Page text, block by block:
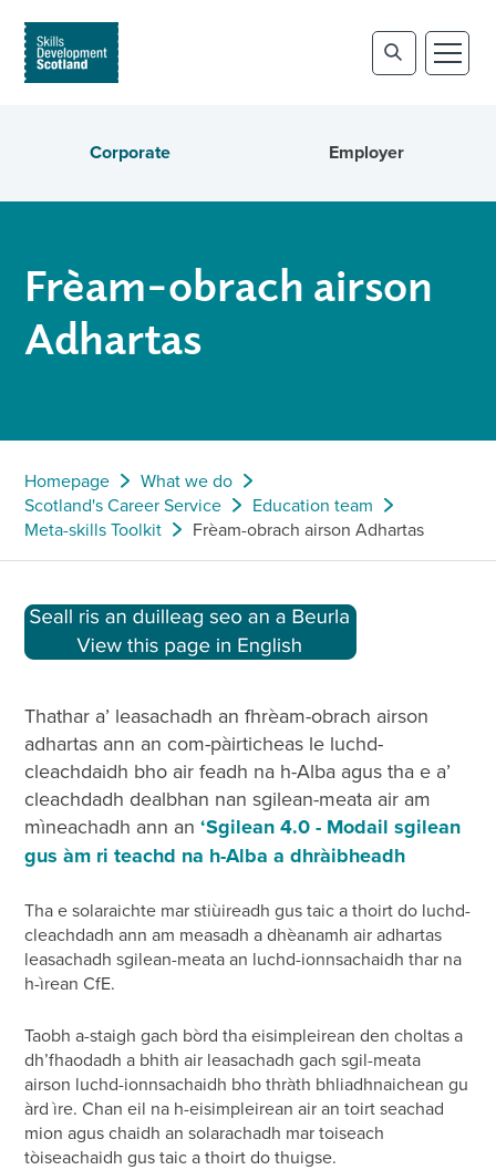
Corporate Employer
Frèam-obrach airson
Adhartas
Homepage
What we do
Scotland's Career Service
Education team
Meta-skills Toolkit
Frèam-obrach airson Adhartas
Thathar a’ leasachadh an fhrèam-obrach airson
adhartas ann an com-pàirticheas le luchd-
cleachdaidh bho air feadh na h-Alba agus tha e a’
cleachdadh dealbhan nan sgilean-meata air am
mìneachadh ann an‘Sgilean 4.0 - Modail sgilean
gus àm ri teachd na h-Alba a dhràibheadh
Tha e solaraichte mar stiùireadh gus taic a thoirt do luchd-
cleachdadh ann am measadh a dhèanamh air adhartas
leasachadh sgilean-meata an luchd-ionnsachaidh thar na
h-ìrean CfE.
Taobh a-staigh gach bòrd tha eisimpleirean den choltas a
dh’fhaodadh a bhith air leasachadh gach sgil-meata
airson luchd-ionnsachaidh bho thràth bhliadhnaichean gu
àrd ìre. Chan eil na h-eisimpleirean air an toirt seachad
mion agus chaidh an solarachadh mar toiseach
tòiseachaidh gus taic a thoirt do thuigse.